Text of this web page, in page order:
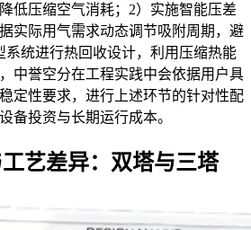
低压缩空气消耗；2）实施智能压差
实际用气需求动态调节吸附周期，避
系统进行热回收设计，利用压缩热能
中誉空分在工程实践中会依据用户具
定性要求，进行上述环节的针对性配
备投资与长期运行成本。
工艺差异：双塔与三塔